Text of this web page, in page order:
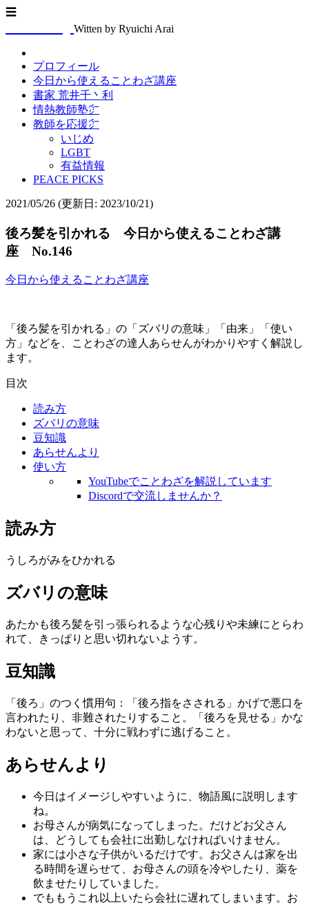
☰
Witten by Ryuichi Arai
プロフィール
今日から使えることわざ講座
書家 荒井千丶利
情熱教師塾㌻
教師を応援㌻
いじめ
LGBT
有益情報
PEACE PICKS
2021/05/26 (更新日: 2023/10/21)
後ろ髪を引かれる 今日から使えることわざ講
座 No.146
今日から使えることわざ講座
「後ろ髪を引かれる」の「ズバリの意味」「由来」「使い
方」などを、ことわざの達人あらせんがわかりやすく解説し
ます。
目次
読み方
ズバリの意味
豆知識
あらせんより
使い方
YouTubeでことわざを解説しています
Discordで交流しませんか？
読み方
うしろがみをひかれる
ズバリの意味
あたかも後ろ髪を引っ張られるような心残りや未練にとらわ
れて、きっぱりと思い切れないようす。
豆知識
「後ろ」のつく慣用句：「後ろ指をさされる」かげで悪口を
言われたり、非難されたりすること。「後ろを見せる」かな
わないと思って、十分に戦わずに逃げること。
あらせんより
今日はイメージしやすいように、物語風に説明します
ね。
お母さんが病気になってしまった。だけどお父さん
は、どうしても会社に出勤しなければいけません。
家には小さな子供がいるだけです。お父さんは家を出
る時間を遅らせて、お母さんの頭を冷やしたり、薬を
飲ませたりしていました。
でももうこれ以上いたら会社に遅れてしまいます。お